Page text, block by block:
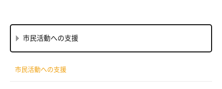
市民活動への支援
市民活動への支援